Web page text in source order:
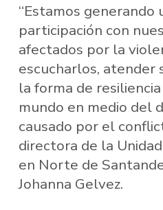
“Estamos generando
participación con
afectados por la
escucharlos, atender
la forma de
mundo en medio del
causado por el
directora de la
en Norte de
Johanna Gelvez.